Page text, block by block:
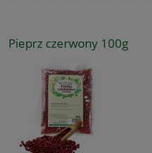
Pieprz czerwony 100g